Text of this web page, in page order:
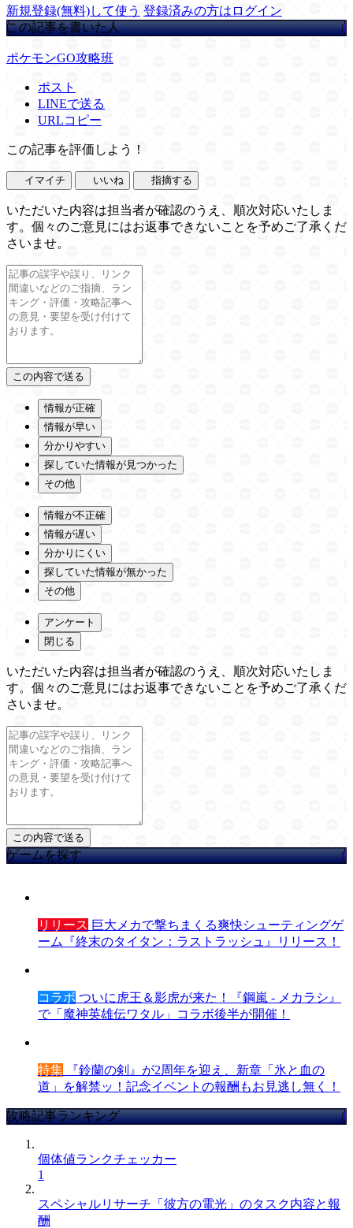
新規登録(無料)して使う 登録済みの方はログイン
この記事を書いた人
ポケモンGO攻略班
ポスト
LINEで送る
URLコピー
この記事を評価しよう！
イマイチ いいね 指摘する
いただいた内容は担当者が確認のうえ、順次対応いたしま
す。個々のご意見にはお返事できないことを予めご了承くだ
さいませ。
情報が正確
情報が早い
分かりやすい
探していた情報が見つかった
その他
情報が不正確
情報が遅い
分かりにくい
探していた情報が無かった
その他
アンケート
閉じる
いただいた内容は担当者が確認のうえ、順次対応いたしま
す。個々のご意見にはお返事できないことを予めご了承くだ
さいませ。
ゲームを探す
リリース 巨大メカで撃ちまくる爽快シューティングゲ
ーム『終末のタイタン：ラストラッシュ』リリース！
コラボ ついに虎王＆影虎が来た！『鋼嵐 - メカラシ』
で「魔神英雄伝ワタル」コラボ後半が開催！
特集 『鈴蘭の剣』が2周年を迎え、新章「氷と血の
道」を解禁ッ！記念イベントの報酬もお見逃し無く！
攻略記事ランキング
個体値ランクチェッカー
1
スペシャルリサーチ「彼方の電光」のタスク内容と報
酬